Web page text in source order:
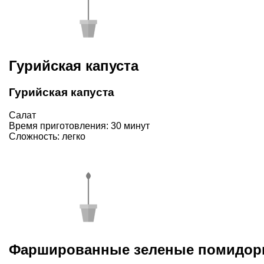
Гурийская капуста
Гурийская капуста
Салат
Время приготовления: 30 минут
Сложность: легко
Фаршированные зеленые